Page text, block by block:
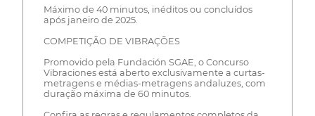
Máximo de 40 minutos, inéditos ou concluídos
após janeiro de 2025.
COMPETIÇÃO DE VIBRAÇÕES
Promovido pela Fundación SGAE, o Concurso
Vibraciones está aberto exclusivamente a curtas-
metragens e médias-metragens andaluzes, com
duração máxima de 60 minutos.